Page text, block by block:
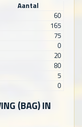
Aantal
60
165
75
0
20
80
5
0
(BAG) IN